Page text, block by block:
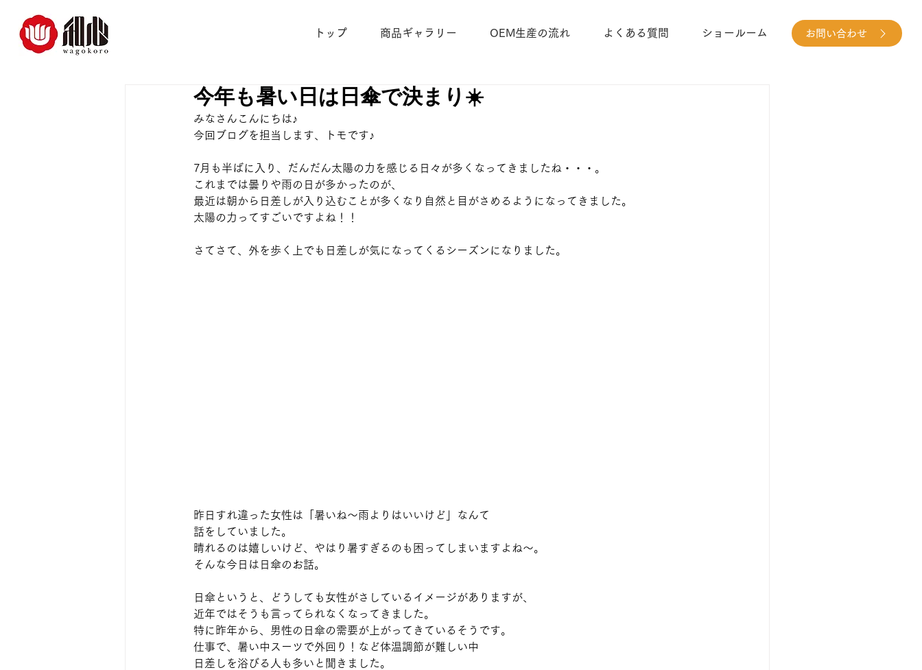
トップ 商品ギャラリー OEM生産の流れ よくある質問 ショールーム お問い合わせ
今年も暑い日は日傘で決まり☀️
みなさんこんにちは♪
今回ブログを担当します、トモです♪
7月も半ばに入り、だんだん太陽の力を感じる日々が多くなってきましたね・・・。
これまでは曇りや雨の日が多かったのが、
最近は朝から日差しが入り込むことが多くなり自然と目がさめるようになってきました。
太陽の力ってすごいですよね！！
さてさて、外を歩く上でも日差しが気になってくるシーズンになりました。
昨日すれ違った女性は「暑いね～雨よりはいいけど」なんて
話をしていました。
晴れるのは嬉しいけど、やはり暑すぎるのも困ってしまいますよね〜。
そんな今日は日傘のお話。
日傘というと、どうしても女性がさしているイメージがありますが、
近年ではそうも言ってられなくなってきました。
特に昨年から、男性の日傘の需要が上がってきているそうです。
仕事で、暑い中スーツで外回り！など体温調節が難しい中
日差しを浴びる人も多いと聞きました。